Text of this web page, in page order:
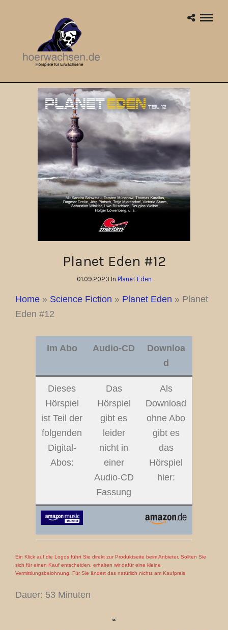
Planet Eden #12
01.09.2023 In Planet Eden
Home » Science Fiction » Planet Eden » Planet
Eden #12
Im Abo Audio-CD
Downloa
d
Dieses
Hörspiel
ist Teil der
folgenden
Digital-
Abos:
Das
Hörspiel
gibt es
leider
nicht in
einer
Audio-CD
Fassung
Als
Download
ohne Abo
gibt es
das
Hörspiel
hier:
Ein Klick auf die Logos führt Sie direkt zur Produktseite beim Anbieter. Sollten Sie
sich für einen Kauf entscheiden, erhalten wir dafür eine kleine
Vermittlungsbelohnung. Für Sie ändert das natürlich nichts am Kaufpreis
Dauer: 53 Minuten